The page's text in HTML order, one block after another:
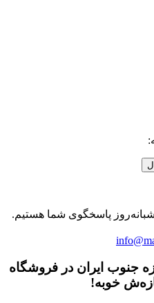
جنوب ایران در فروشگاه
خوبه!